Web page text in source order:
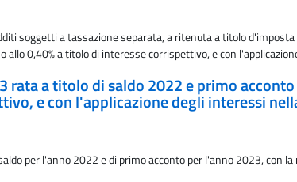
soggetti a tassazione separata, a ritenuta a titolo
allo 0,40% a titolo di interesse corrispettivo, e con
rata a titolo di saldo 2022 e primo
e con l'applicazione degli interessi
per l'anno 2022 e di primo acconto per l'anno 2023, con